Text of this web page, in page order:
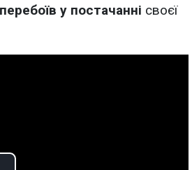
у постачанні своєї